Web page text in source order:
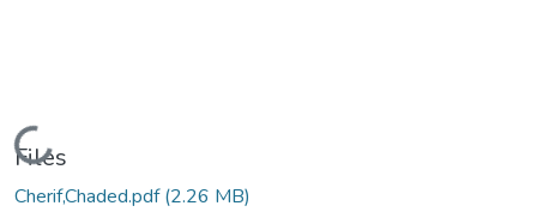
Loading...
Files
Cherif,Chaded.pdf(2.26 MB)